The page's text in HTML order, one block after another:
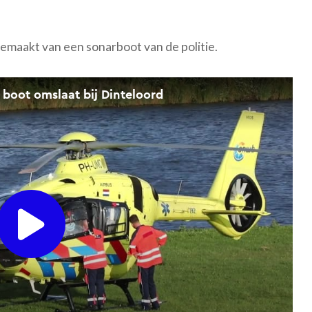
van een sonarboot van de politie.